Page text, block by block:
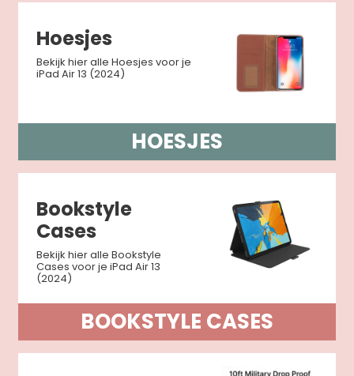
Hoesjes
Bekijk hier alle Hoesjes voor je
iPad Air 13 (2024)
HOESJES
Bookstyle
Cases
Bekijk hier alle Bookstyle
Cases voor je iPad Air 13
(2024)
BOOKSTYLE CASES